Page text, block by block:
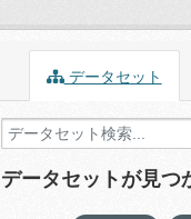
データセット
データセットが見つ